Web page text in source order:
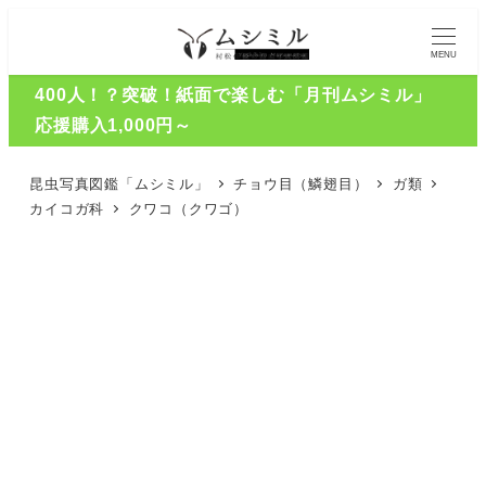
MENU
400人！？突破！紙面で楽しむ「月刊ムシミル」
応援購入1,000円～
昆虫写真図鑑「ムシミル」 チョウ目（鱗翅目）
ガ類
カイコガ科
クワコ（クワゴ）